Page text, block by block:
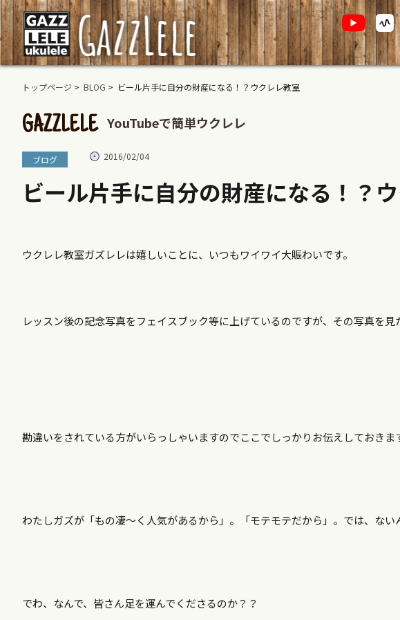
トップページ > BLOG > ビール片手に自分の財産になる！？ウクレレ教室
GAZZLELE YouTubeで簡単ウクレレ
ブログ 2016/02/04
ビール片手に自分の財産になる！？
ウクレレ教室ガズレレは嬉しいことに、いつもワイワイ大賑わいです。
レッスン後の記念写真をフェイスブック等に上げているのですが、その写真を
勘違いをされている方がいらっしゃいますのでここでしっかりお伝えしておきま
わたしガズが「もの凄～く人気があるから」。「モテモテだから」。では、ない
でわ、なんで、皆さん足を運んでくださるのか？？